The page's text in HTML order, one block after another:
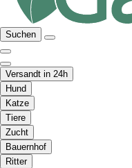
Suchen
Versandt in 24h
Hund
Katze
Tiere
Zucht
Bauernhof
Ritter